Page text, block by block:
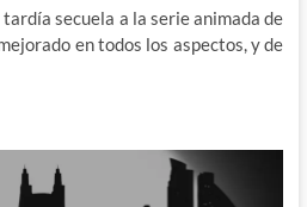
secuela a la serie animada de
en todos los aspectos, y de